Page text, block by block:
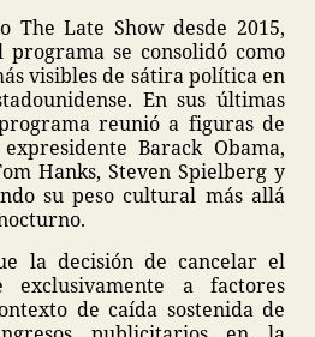
The Late Show desde 2015,
se consolidó como
visibles de sátira política en
En sus últimas
reunió a figuras de
Barack Obama,
Hanks, Steven Spielberg y
su peso cultural más allá
la decisión de cancelar el
exclusivamente a factores
de caída sostenida de